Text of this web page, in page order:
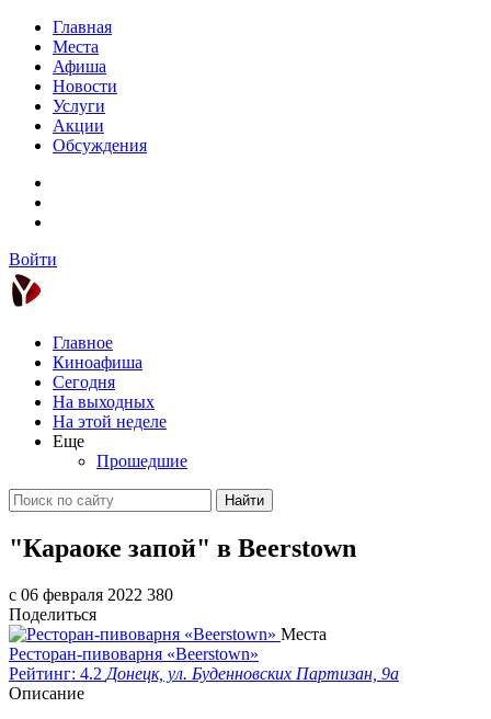
Главная
Места
Афиша
Новости
Услуги
Акции
Обсуждения
Войти
Главное
Киноафиша
Сегодня
На выходных
На этой неделе
Еще
Прошедшие
Найти
​"Караоке запой" в Beerstown
c 06 февраля 2022 380
Поделиться
Места
Ресторан-пивоварня «Beerstown»
Рейтинг: 4.2 Донецк, ул. Буденновских Партизан, 9а
Описание